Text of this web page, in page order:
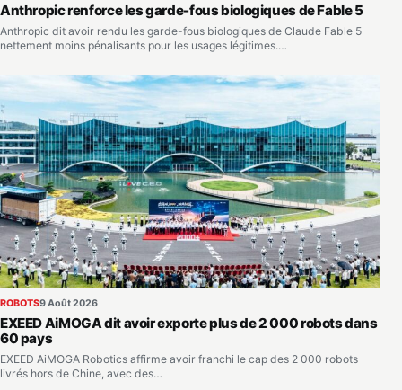
Anthropic renforce les garde-fous biologiques de Fable 5
Anthropic dit avoir rendu les garde-fous biologiques de Claude Fable 5
nettement moins pénalisants pour les usages légitimes.…
ROBOTS9 Août 2026
EXEED AiMOGA dit avoir exporte plus de 2 000 robots dans
60 pays
EXEED AiMOGA Robotics affirme avoir franchi le cap des 2 000 robots
livrés hors de Chine, avec des…